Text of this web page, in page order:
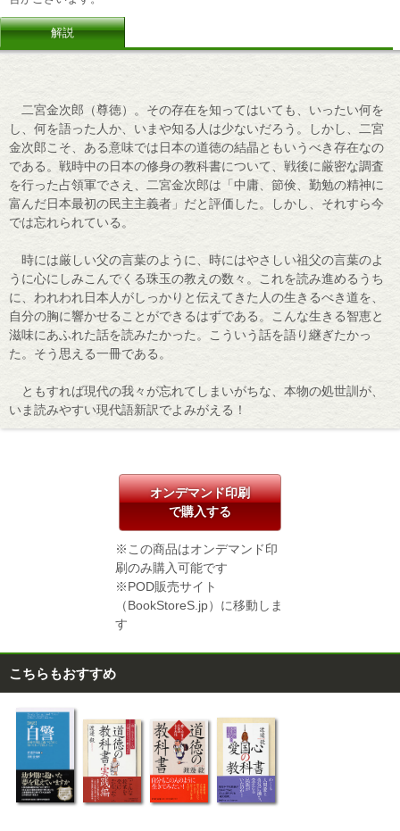
解説
二宮金次郎（尊徳）。その存在を知ってはいても、いったい何を
し、何を語った人か、いまや知る人は少ないだろう。しかし、二宮
金次郎こそ、ある意味では日本の道徳の結晶ともいうべき存在なの
である。戦時中の日本の修身の教科書について、戦後に厳密な調査
を行った占領軍でさえ、二宮金次郎は「中庸、節倹、勤勉の精神に
富んだ日本最初の民主主義者」だと評価した。しかし、それすら今
では忘れられている。
時には厳しい父の言葉のように、時にはやさしい祖父の言葉のよ
うに心にしみこんでくる珠玉の教えの数々。これを読み進めるうち
に、われわれ日本人がしっかりと伝えてきた人の生きるべき道を、
自分の胸に響かせることができるはずである。こんな生きる智恵と
滋味にあふれた話を読みたかった。こういう話を語り継ぎたかっ
た。そう思える一冊である。
ともすれば現代の我々が忘れてしまいがちな、本物の処世訓が、
いま読みやすい現代語新訳でよみがえる！
オンデマンド印刷
で購入する
※この商品はオンデマンド印
刷のみ購入可能です
※POD販売サイト
（BookStoreS.jp）に移動しま
す
こちらもおすすめ